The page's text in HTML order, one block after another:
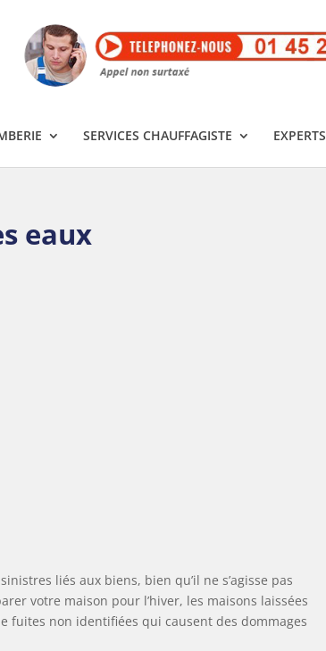
SERVICES CHAUFFAGISTE EXPERTS
eaux
liés aux biens, bien qu’il ne s’agisse pas
votre maison pour l’hiver, les maisons laissées
fuites non identifiées qui causent des dommages